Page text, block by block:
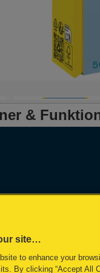
&
site…
to enhance your
By clicking “Accept All